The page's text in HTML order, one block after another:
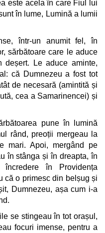
este acela în care Fiul lui
în lume, Lumină a lumii
într-un anumit fel, în
sărbătoare care le aduce
deșert. Le aduce aminte,
că Dumnezeu a fost tot
de necesară (amintită și
cea a Samarinencei) și
pune în lumină
rând, preoții mergeau la
mari. Apoi, mergând pe
în stânga și în dreapta, în
în Providența
că o primesc din belșug și
Dumnezeu, așa cum i-a
se stingeau în tot orașul,
focuri imense, pentru a